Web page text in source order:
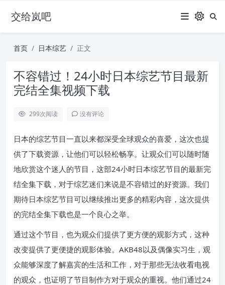
交给岚吧
首页 日本综艺 正文
不容错过！24小时日本综艺节目最新
完结全集视频下载
299次阅读 没有评论
日本的综艺节目一直以来都深受全球观众的喜爱，这次也提
供了下载资源，让他们可以轻松畅享。让观众们可以随时随
地欣赏这个迷人的节目，这部24小时日本综艺节目的最新完
结全集下载，对于综艺迷们来说是不容错过的好资源。我们
期待日本综艺节目可以继续推出更多的精彩内容，这次提供
的完结全集下载也是一个良心之举。
通过这个节目，也为观众们提供了更方便的观影方式，这种
改变提供了更便捷的观影体验。AKB48以及偶像实习生，观
众能够深度了解嘉宾的生活和工作，对于那些无法收看电视
的观众，也证明了节目制作方对于观众的重视。他们通过24